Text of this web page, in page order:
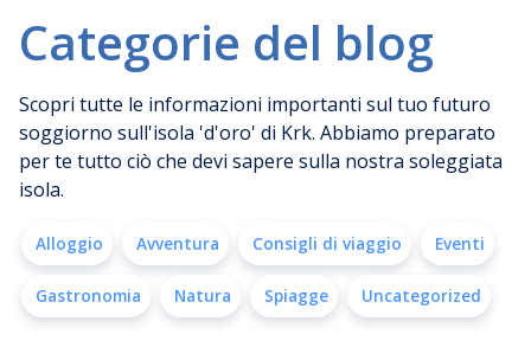
Categorie del blog
Scopri tutte le informazioni importanti sul tuo futuro
soggiorno sull'isola 'd'oro' di Krk. Abbiamo preparato
per te tutto ciò che devi sapere sulla nostra soleggiata
isola.
Alloggio Avventura Consigli di viaggio Eventi
Gastronomia Natura Spiagge Uncategorized